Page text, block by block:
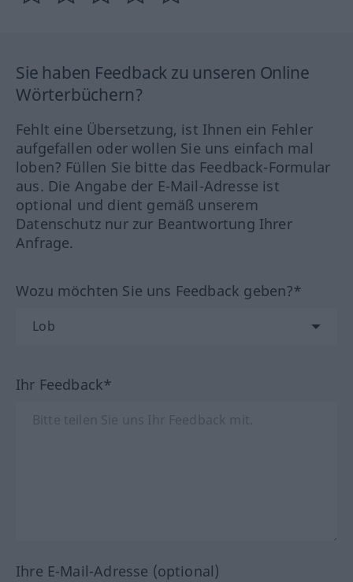
Sie haben Feedback zu unseren Online
Wörterbüchern?
Fehlt eine Übersetzung, ist Ihnen ein Fehler
aufgefallen oder wollen Sie uns einfach mal
loben? Füllen Sie bitte das Feedback-Formular
aus. Die Angabe der E-Mail-Adresse ist
optional und dient gemäß unserem
Datenschutz nur zur Beantwortung Ihrer
Anfrage.
Wozu möchten Sie uns Feedback geben?*
Ihr Feedback*
Ihre E-Mail-Adresse (optional)